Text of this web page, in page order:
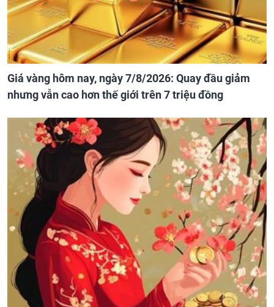
Giá vàng hôm nay, ngày 7/8/2026: Quay đầu giảm
nhưng vẫn cao hơn thế giới trên 7 triệu đồng